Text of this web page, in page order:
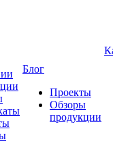
Блог
Проекты
Обзоры
продукции